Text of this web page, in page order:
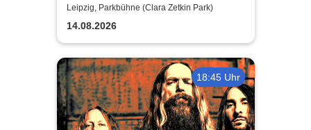
TOUR 2026
Leipzig, Parkbühne (Clara Zetkin Park)
14.08.2026
18:45 Uhr